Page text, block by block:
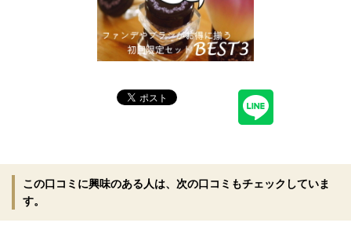
この口コミに興味のある人は、次の口コミもチェックしていま
す。